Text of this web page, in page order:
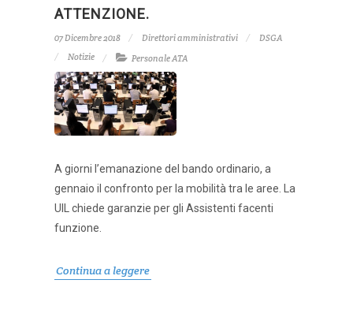
ATTENZIONE.
07 Dicembre 2018 Direttori amministrativi
DSGA
Notizie
Personale ATA
A giorni l’emanazione del bando ordinario, a
gennaio il confronto per la mobilità tra le aree. La
UIL chiede garanzie per gli Assistenti facenti
funzione.
Continua a leggere